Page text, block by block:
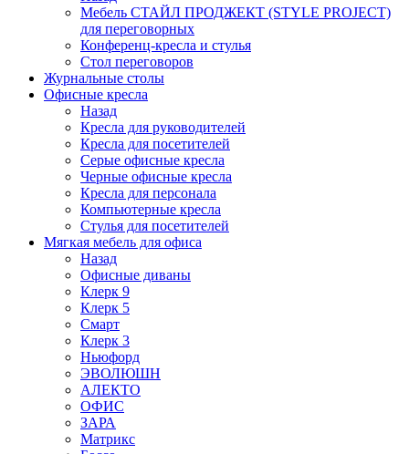
Мебель СТАЙЛ ПРОДЖЕКТ (STYLE PROJECT)
для переговорных
Конференц-кресла и стулья
Стол переговоров
Журнальные столы
Офисные кресла
Назад
Кресла для руководителей
Кресла для посетителей
Серые офисные кресла
Черные офисные кресла
Кресла для персонала
Компьютерные кресла
Стулья для посетителей
Мягкая мебель для офиса
Назад
Офисные диваны
Клерк 9
Клерк 5
Смарт
Клерк 3
Ньюфорд
ЭВОЛЮШН
АЛЕКТО
ОФИС
ЗАРА
Матрикс